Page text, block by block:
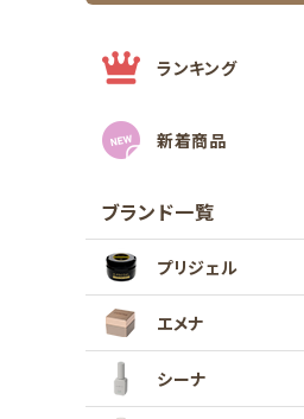
フラッシュジェル
ランキング
新着商品
ブランド一覧
プリジェル
エメナ
シーナ